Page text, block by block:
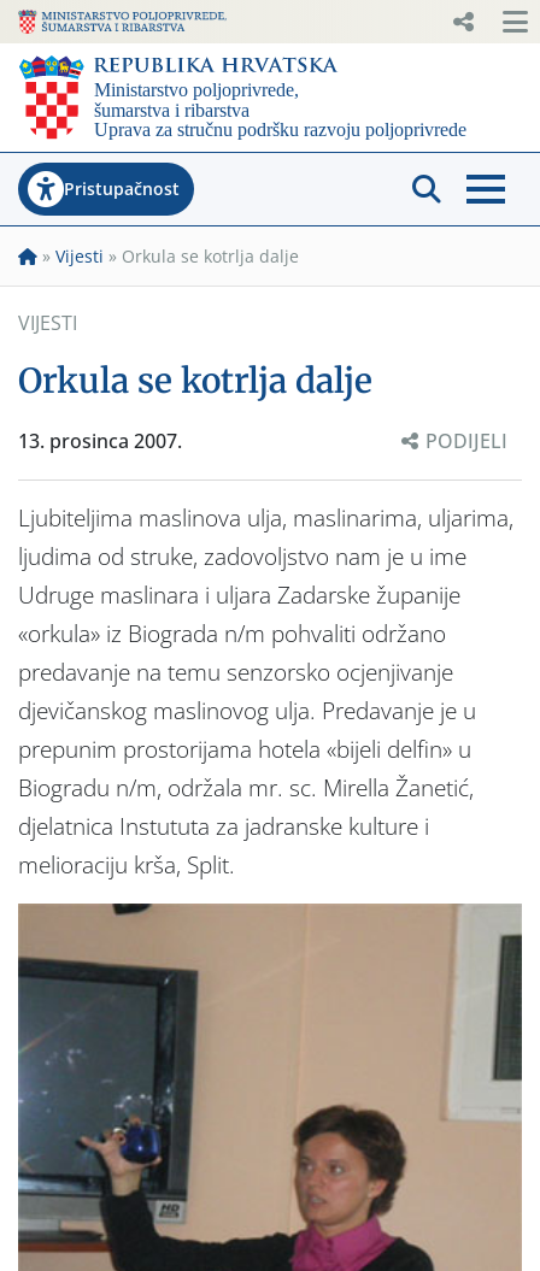
Pristupačnost
» Vijesti » Orkula se kotrlja dalje
VIJESTI
Orkula se kotrlja dalje
13. prosinca 2007. PODIJELI
Ljubiteljima maslinova ulja, maslinarima, uljarima,
ljudima od struke, zadovoljstvo nam je u ime
Udruge maslinara i uljara Zadarske županije
«orkula» iz Biograda n/m pohvaliti održano
predavanje na temu senzorsko ocjenjivanje
djevičanskog maslinovog ulja. Predavanje je u
prepunim prostorijama hotela «bijeli delfin» u
Biogradu n/m, održala mr. sc. Mirella Žanetić,
djelatnica Instututa za jadranske kulture i
melioraciju krša, Split.